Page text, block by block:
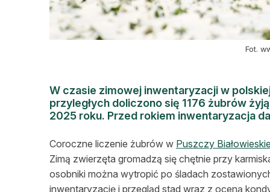
Fot.
W czasie zimowej inwentaryzacji w
przyległych doliczono się 1176 żubrów
2025 roku. Przed rokiem inwentaryzacja
Coroczne liczenie żubrów w Puszczy
Zimą zwierzęta gromadzą się chętnie przy
osobniki można wytropić po śladach
inwentaryzację i przegląd stad wraz z oceną